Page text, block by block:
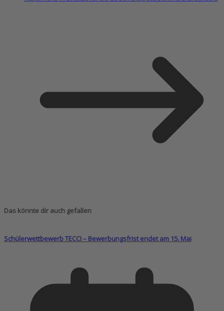
Das könnte dir auch gefallen
Schülerwettbewerb TECCI – Bewerbungsfrist endet am 15. Mai